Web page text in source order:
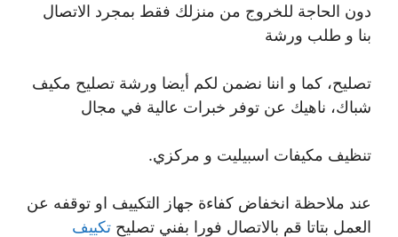
دون الحاجة للخروج من منزلك فقط بمجرد الاتصال
بنا و طلب ورشة
تصليح، كما و اننا نضمن لكم أيضا ورشة تصليح مكيف
شباك، ناهيك عن توفر خبرات عالية في مجال
تنظيف مكيفات اسبيليت و مركزي.
عند ملاحظة انخفاض كفاءة جهاز التكييف او توقفه عن
العمل بتاتا قم بالاتصال فورا بفني تصليح تكييف